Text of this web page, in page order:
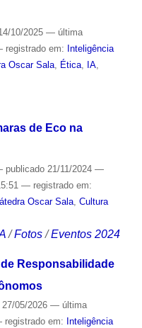
10/2025 — última
registrado em: Inteligência
Oscar Sala, Ética, IA,
de Eco na
publicado21/11/2024 —
— registrado em:
Oscar Sala, Cultura
/Fotos /Eventos 2024
Responsabilidade
05/2026 — última
em: Inteligência